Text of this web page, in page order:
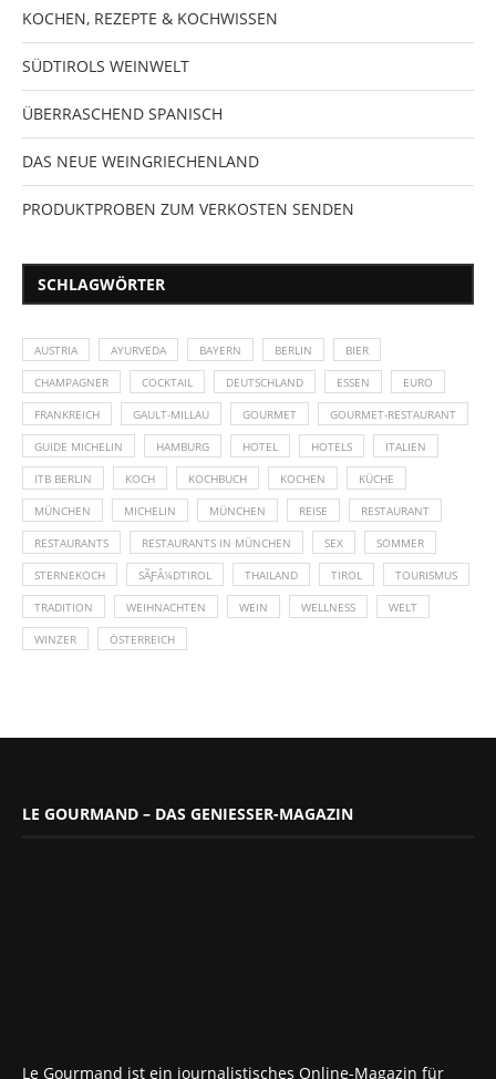
KOCHEN, REZEPTE & KOCHWISSEN
SÜDTIROLS WEINWELT
ÜBERRASCHEND SPANISCH
DAS NEUE WEINGRIECHENLAND
PRODUKTPROBEN ZUM VERKOSTEN SENDEN
SCHLAGWÖRTER
AUSTRIA AYURVEDA BAYERN BERLIN BIER
CHAMPAGNER COCKTAIL DEUTSCHLAND ESSEN EURO
FRANKREICH GAULT-MILLAU GOURMET GOURMET-RESTAURANT
GUIDE MICHELIN HAMBURG HOTEL HOTELS ITALIEN
ITB BERLIN KOCH KOCHBUCH KOCHEN KÜCHE
MÜNCHEN MICHELIN MÜNCHEN REISE RESTAURANT
RESTAURANTS RESTAURANTS IN MÜNCHEN SEX SOMMER
STERNEKOCH SÃƑÂ¼DTIROL THAILAND TIROL TOURISMUS
TRADITION WEIHNACHTEN WEIN WELLNESS WELT
WINZER ÖSTERREICH
LE GOURMAND – DAS GENIESSER-MAGAZIN
Le Gourmand ist ein journalistisches Online-Magazin für